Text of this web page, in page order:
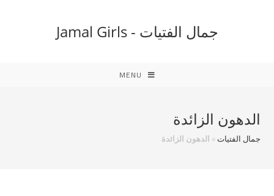
جمال الفتيات - Jamal Girls
MENU
الدهون الزائدة
جمال الفتيات» الدهون الزائدة